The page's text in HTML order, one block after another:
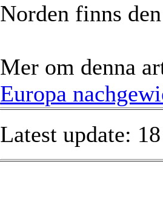
Norden finns
Mer om denna
Europa
Latest update: